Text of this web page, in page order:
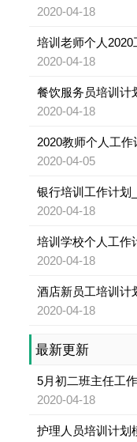
2020-04-18
培训老师个人2020
2020-04-18
餐饮服务员培训计
2020-04-18
2020教师个人工作
2020-04-05
银行培训工作计划
2020-04-18
培训学校个人工作
2020-04-18
酒店新员工培训计
2020-04-18
最新更新
5月初二班主任工
2020-04-18
护理人员培训计划